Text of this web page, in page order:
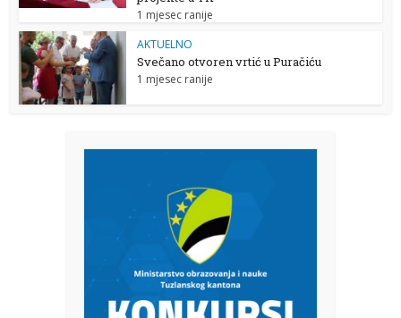
1 mjesec ranije
AKTUELNO
Svečano otvoren vrtić u Puračiću
1 mjesec ranije